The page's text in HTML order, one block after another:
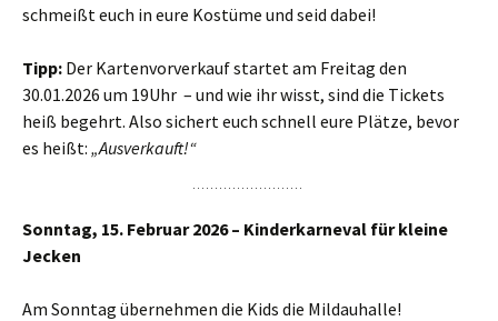
schmeißt euch in eure Kostüme und seid dabei!
Tipp: Der Kartenvorverkauf startet am Freitag den
30.01.2026 um 19Uhr – und wie ihr wisst, sind die Tickets
heiß begehrt. Also sichert euch schnell eure Plätze, bevor
es heißt: „Ausverkauft!“
Sonntag, 15. Februar 2026 – Kinderkarneval für kleine
Jecken
Am Sonntag übernehmen die Kids die Mildauhalle!